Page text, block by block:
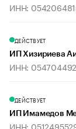
ИНН:
ДЕЙСТВУЕТ
ИП Хизириева
ИНН:
ДЕЙСТВУЕТ
ИП Имамедов
ИНН: